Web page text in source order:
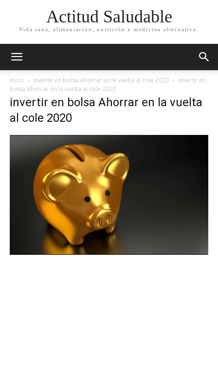
Actitud Saludable
Vida sana, alimentación, nutrición y medicina alternativa.
Inicio invertir en bolsa Ahorrar en la vuelta al cole 2020
invertir en
bolsa Ahorrar en la vuelta al cole 2020
invertir en bolsa Ahorrar en la vuelta
al cole 2020